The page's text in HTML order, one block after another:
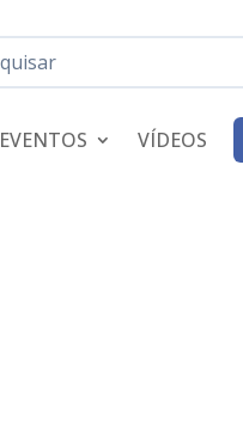
EVENTOS VÍDEOS